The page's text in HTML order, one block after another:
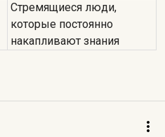
Стремящиеся люди,
которые постоянно
накапливают знания